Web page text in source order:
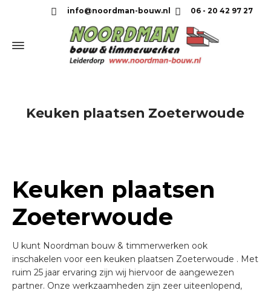
info@noordman-bouw.nl 06 - 20 42 97 27
Keuken plaatsen Zoeterwoude
Keuken plaatsen
Zoeterwoude
U kunt Noordman bouw & timmerwerken ook
inschakelen voor een keuken plaatsen Zoeterwoude . Met
ruim 25 jaar ervaring zijn wij hiervoor de aangewezen
partner. Onze werkzaamheden zijn zeer uiteenlopend,